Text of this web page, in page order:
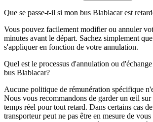
Que se passe-t-il si mon bus Blablacar est
Vous pouvez facilement modifier ou annuler
minutes avant le départ. Sachez simplement
s'appliquer en fonction de votre annulation.
Quel est le processus d'annulation ou
bus Blablacar?
Aucune politique de rémunération spécifique
Nous vous recommandons de garder un œil sur
temps réel pour tout retard. Dans certains cas
transporteur peut ne pas être en mesure de